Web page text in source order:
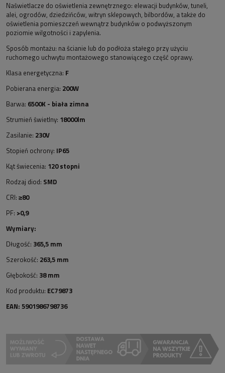
Naświetlacze do oświetlenia zewnętrznego: elewacji budynków, tuneli,
alei, ogrodów, dziedzińców, witryn sklepowych, bilbordów, a także do
oświetlenia pomieszczeń wewnątrz budynków o podwyższonym
poziomie wilgotności i zapylenia.
Sposób montażu: na ścianie lub do podłoża stałego przy użyciu
ruchomego uchwytu montażowego stanowiącego część oprawy.
Klasa energetyczna: F
Pobierana energia: 200W
Barwa: 6500K - biała zimna
Strumień świetlny: 18000lm
Zasilanie: 230V
Stopień ochrony: IP65
Kąt świecenia: 120 stopni
Rodzaj diod: SMD
CRI: ≥80
PF: >0,9
Wymiary:
Długość: 365,5 mm
Szerokość: 263,5 mm
Głębokość: 38 mm
Kod produktu: EC79873
EAN: 5901986798736